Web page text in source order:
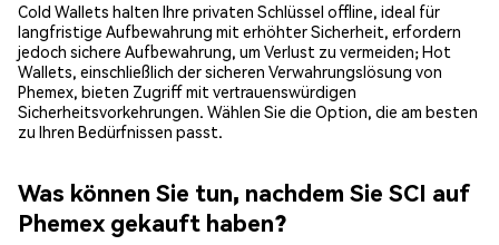
Cold Wallets halten Ihre privaten Schlüssel offline, ideal für
langfristige Aufbewahrung mit erhöhter Sicherheit, erfordern
jedoch sichere Aufbewahrung, um Verlust zu vermeiden; Hot
Wallets, einschließlich der sicheren Verwahrungslösung von
Phemex, bieten Zugriff mit vertrauenswürdigen
Sicherheitsvorkehrungen. Wählen Sie die Option, die am besten
zu Ihren Bedürfnissen passt.
Was können Sie tun, nachdem Sie SCI auf
Phemex gekauft haben?